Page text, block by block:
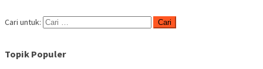
Cari untuk:
Topik Populer